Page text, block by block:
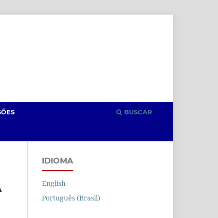
BUSCAR
IDIOMA
English
Português (Brasil)